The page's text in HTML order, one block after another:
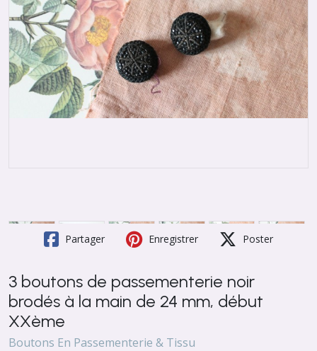
Partager Enregistrer Poster
3 boutons de passementerie noir
brodés à la main de 24 mm, début
XXème
Boutons En Passementerie & Tissu